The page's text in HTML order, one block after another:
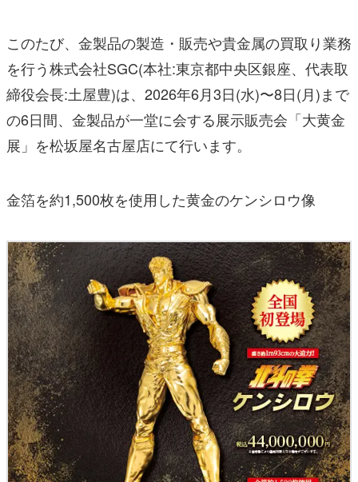
このたび、金製品の製造・販売や貴金属の買取り業務
を行う株式会社SGC(本社:東京都中央区銀座、代表取
締役会⻑:土屋豊)は、2026年6月3日(水)〜8日(月)まで
の6日間、金製品が一堂に会する展示販売会「大⻩金
展」を松坂屋名古屋店にて行います。
金箔を約1,500枚を使用した⻩金のケンシロウ像